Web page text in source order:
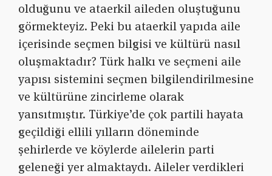
olduğunu ve ataerkil aileden oluştuğunu
görmekteyiz. Peki bu ataerkil yapıda aile
içerisinde seçmen bilgisi ve kültürü nasıl
oluşmaktadır? Türk halkı ve seçmeni aile
yapısı sistemini seçmen bilgilendirilmesine
ve kültürüne zincirleme olarak
yansıtmıştır. Türkiye’de çok partili hayata
geçildiği ellili yılların döneminde
şehirlerde ve köylerde ailelerin parti
geleneği yer almaktaydı. Aileler verdikleri